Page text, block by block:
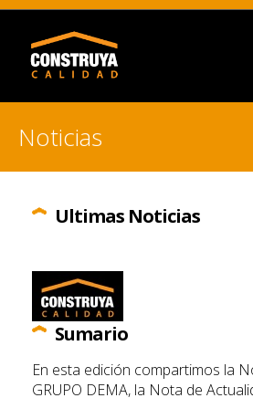
Noticias
Ultimas Noticias
Sumario
En esta edición compartimos la
GRUPO DEMA, la Nota de